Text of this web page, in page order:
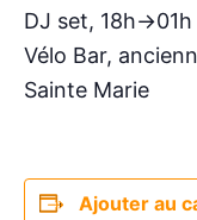
DJ set, 18h->01h
Vélo Bar,
Sainte Marie
Ajouter au